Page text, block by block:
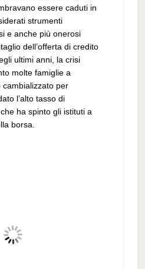
essere caduti in
strumenti
e anche più onerosi
dell’offerta di credito
ultimi anni, la crisi
molte famiglie a
cambializzato per
l’alto tasso di
ha spinto gli istituti a
borsa.